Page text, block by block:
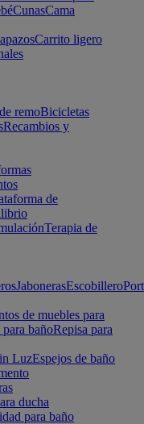
CunasCama
Carrito ligero
remoBicicletas
Recambios y
de
Terapia de
JabonerasEscobillero
de muebles para
bañoRepisa para
LuzEspejos de baño
ducha
para baño